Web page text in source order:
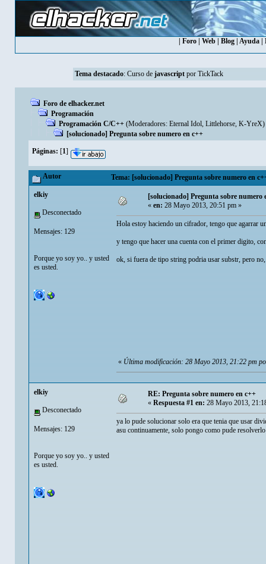
Foro Web Blog Ayuda
Tema destacado: Curso de javascriptpor TickTack
Foro de elhacker.net
Programación
Programación C/C++ (Moderadores: Eternal Idol, Littlehorse, K-YreX)
[solucionado] Pregunta sobre numero en c++
Páginas: [1]
Autor Tema: [solucionado] Pregunta sobre numero en
elkiy
Desconectado
Mensajes: 129
Porque yo soy yo.. y usted
es usted.
[solucionado] Pregunta sobre numero
«en:28 Mayo 2013, 20:51 pm »
Hola estoy haciendo un cifrador, tengo que agarrar
y tengo que hacer una cuenta con el primer digito,
ok, si fuera de tipo string podria usar substr, pero
«Última modificación: 28 Mayo 2013, 21:22 pm
elkiy
Desconectado
Mensajes: 129
Porque yo soy yo.. y usted
es usted.
RE: Pregunta sobre numero en c++
« Respuesta #1 en: 28 Mayo 2013,
ya lo pude solucionar solo era que tenia que usar
asu continuamente, solo pongo como pude